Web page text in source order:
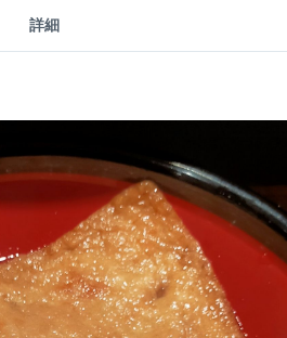
詳細
しげトーク
葉(？)を多く発したからか、今日
てなら、前向きで冷静な言葉が
には無理です。
りから見れば、良くも悪くもこの
かも知れません。
に足りないだけとも思いますが…。
理由なので、逃げずに向き合ってい
いたいです。